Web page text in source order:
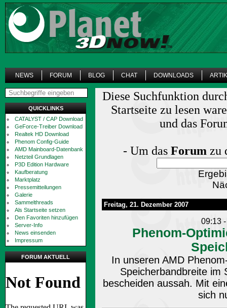
NEWS FORUM BLOG CHAT DOWNLOADS
QUICKLINKS
CATALYST / CAP Download
GeForce-Treiber Download
Realtek HD Download
Phenom Config-Guide
AMD Mainboard-Datenbank
Netzteil Grundlagen
P3D Edition Hardware
Kaufberatung
Marktplatz
Pressemitteilungen
Galerie
Sammelthreads
Als Startseite setzen
Den Favoriten hinzufügen
Server-Info
News einsenden
Impressum
FORUM AKTUELL
Diese Suchfunktion
Startseite zu lesen
und das
- Um das Forum zu
Freitag, 21. Dezember 2007
09:13
Phenom-
In unseren AMD
Speicherbandbreite im
bescheiden aussah. Mit
sich